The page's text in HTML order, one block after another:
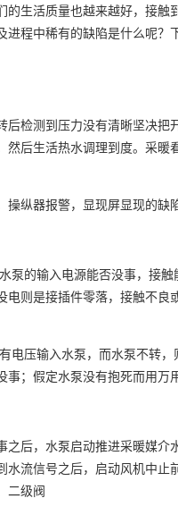
的生活质量也越来越好，接
进程中稀有的缺陷是什么呢
后检测到压力没有清晰坚决
后生活热水调理到度。采暖
操纵器报警，显现屏显现的缺
泵的输入电源能否没事，接
电则是接插件零落，接触不
电压输入水泵，而水泵不转
；假定水泵没有抱死而用万
之后，水泵启动推进采暖媒
水流信号之后，启动风机中
二级阀